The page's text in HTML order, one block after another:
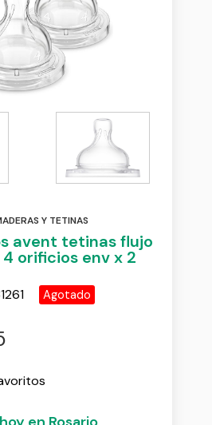
Y TETINAS
avent tetinas flujo
orificios env x 2
Agotado